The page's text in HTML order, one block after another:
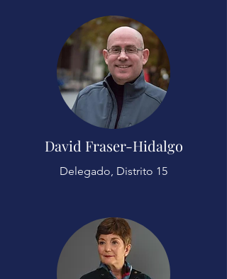
David Fraser-Hidalgo
Delegado, Distrito 15